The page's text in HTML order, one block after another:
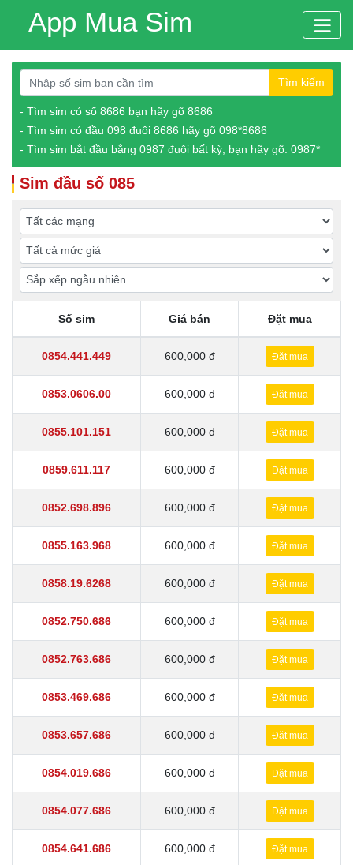
App Mua Sim
Tìm kiếm
- Tìm sim có số 8686 bạn hãy gõ 8686
- Tìm sim có đầu 098 đuôi 8686 hãy gõ 098*8686
- Tìm sim bắt đầu bằng 0987 đuôi bất kỳ, bạn hãy gõ: 0987*
Sim đầu số 085
Số sim Giá bán Đặt mua
0854.441.449 600,000 đ Đặt mua
0853.0606.00 600,000 đ Đặt mua
0855.101.151 600,000 đ Đặt mua
0859.611.117 600,000 đ Đặt mua
0852.698.896 600,000 đ Đặt mua
0855.163.968 600,000 đ Đặt mua
0858.19.6268 600,000 đ Đặt mua
0852.750.686 600,000 đ Đặt mua
0852.763.686 600,000 đ Đặt mua
0853.469.686 600,000 đ Đặt mua
0853.657.686 600,000 đ Đặt mua
0854.019.686 600,000 đ Đặt mua
0854.077.686 600,000 đ Đặt mua
0854.641.686 600,000 đ Đặt mua